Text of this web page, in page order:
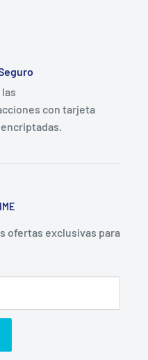
con tarjeta
ofertas exclusivas para